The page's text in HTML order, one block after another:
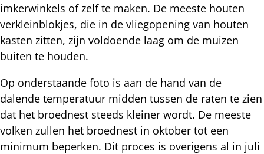
imkerwinkels of zelf te maken. De meeste houten
verkleinblokjes, die in de vliegopening van houten
kasten zitten, zijn voldoende laag om de muizen
buiten te houden.
Op onderstaande foto is aan de hand van de
dalende temperatuur midden tussen de raten te zien
dat het broednest steeds kleiner wordt. De meeste
volken zullen het broednest in oktober tot een
minimum beperken. Dit proces is overigens al in juli